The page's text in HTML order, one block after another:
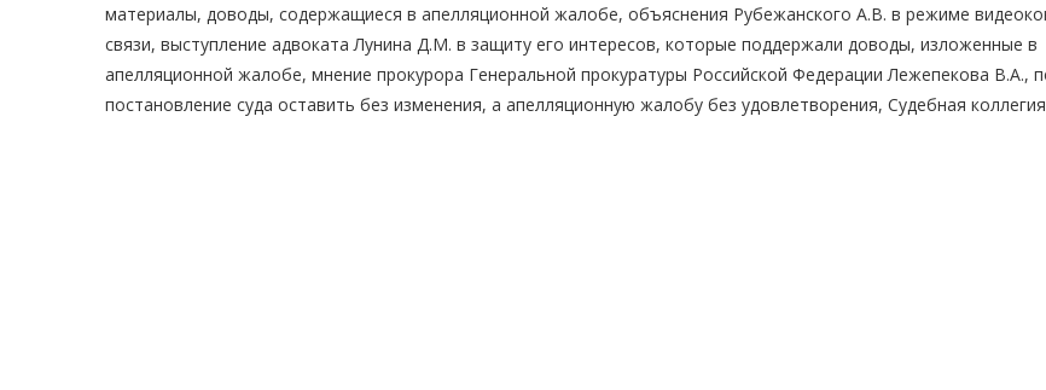
материалы, доводы, содержащиеся в апелляционной жалобе, объяснения Рубежанского А.В. в режиме
связи, выступление адвоката Лунина Д.М. в защиту его интересов, которые поддержали доводы, изложенные в
апелляционной жалобе, мнение прокурора Генеральной прокуратуры Российской Федерации Лежепекова В.А.,
постановление суда оставить без изменения, а апелляционную жалобу без удовлетворения, Судебная коллегия